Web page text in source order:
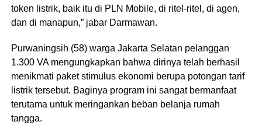
token listrik, baik itu di PLN Mobile, di ritel-ritel, di agen,
dan di manapun,” jabar Darmawan.
Purwaningsih (58) warga Jakarta Selatan pelanggan
1.300 VA mengungkapkan bahwa dirinya telah berhasil
menikmati paket stimulus ekonomi berupa potongan tarif
listrik tersebut. Baginya program ini sangat bermanfaat
terutama untuk meringankan beban belanja rumah
tangga.